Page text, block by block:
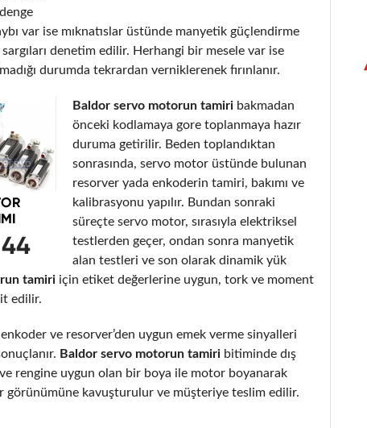
var ise mıknatıslar üstünde manyetik güçlendirme
denetim edilir. Herhangi bir mesele var ise
durumda tekrardan verniklerenek fırınlanır.
Baldor servo motorun tamiri bakmadan
önceki kodlamaya gore toplanmaya hazır
duruma getirilir. Beden toplandıktan
sonrasında, servo motor üstünde bulunan
resorver yada enkoderin tamiri, bakımı ve
kalibrasyonu yapılır. Bundan sonraki
süreçte servo motor, sırasıyla elektriksel
testlerden geçer, ondan sonra manyetik
alan testleri ve son olarak dinamik yük
tamiri için etiket değerlerine uygun, tork ve moment
edilir.
ve resorver’den uygun emek verme sinyalleri
Baldor servo motorun tamiri bitiminde dış
ve rengine uygun olan bir boya ile motor boyanarak
görünümüne kavuşturulur ve müşteriye teslim edilir.